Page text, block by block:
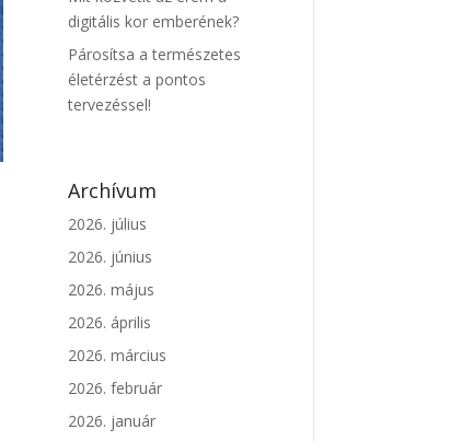
digitális kor emberének?
Párosítsa a természetes
életérzést a pontos
tervezéssel!
Archívum
2026. július
2026. június
2026. május
2026. április
2026. március
2026. február
2026. január